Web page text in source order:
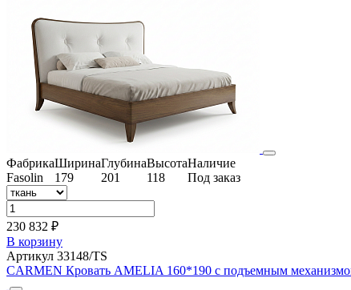
Фабрика
Fasolin
Ширина
179
Глубина
201
Высота
118
Наличие
Под заказ
230 832 ₽
В корзину
Артикул 33148/TS
CARMEN Кровать AMELIA 160*190 с подъемным